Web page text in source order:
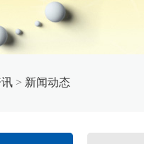
> 新闻动态